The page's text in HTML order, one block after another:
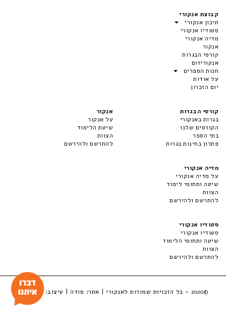
קבוצת אנקורי
תיכון אנקורי
סטודיו אנקורי
מדיה אנקורי
אנקור
קורסי הבגרות
אנקוריזום
חנות הספרים
על אודות
יום הזכרון
קורסי הבגרות
בגרות באנקורי
הקורסים שלנו
בתי הספר
פתרון בחינות בגרות
אנקור
על אנקור
שיטת הלימוד
הצוות
להתרשם ולהירשם
מדיה אנקורי
על מדיה אנקורי
שיטה ותחומי לימוד
הצוות
להתרשם ולהירשם
סטודיו אנקורי
סטודיו אנקורי
שיטה ותחומי הלימוד
הצוות
להתרשם ולהירשם
©2020 - כל הזכויות שמורות לאנקורי | אתר: סודה| עיצוב:LuckyBox